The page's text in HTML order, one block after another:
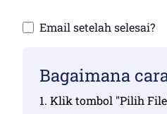
Email setelah selesai?
Bagaimana
1. Klik tombol "Pilih